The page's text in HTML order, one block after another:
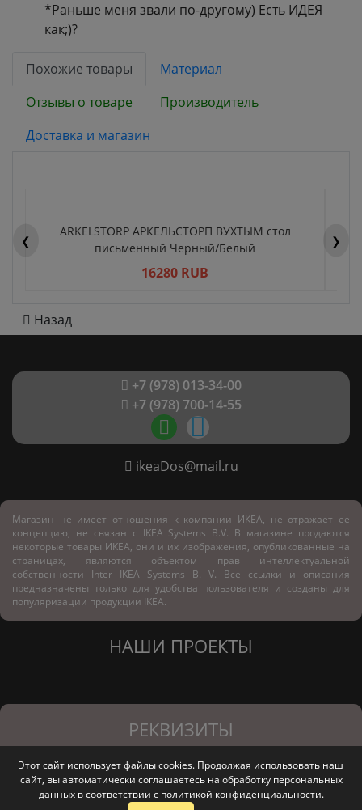
*Раньше меня звали по-другому) Есть ИДЕЯ
как;)?
Похожие товары
Материал
Отзывы о товаре
Производитель
Доставка и магазин
❮
ARKELSTORP АРКЕЛЬСТОРП ВУХТЫМ стол
письменный Черный/Белый
16280 RUB
❯
Назад
+7 (978) 013-34-00
+7 (978) 700-14-55
ikeaDos@mail.ru
Магазин не имеет отношения к компании ИКЕА, не отражает ее
концепцию, не связан с IKEA Systems B.V. В магазине продаются
некоторые товары ИКЕА, они и их изображения, опубликованные на
страницах, являются объектом прав интеллектуальной
собственности Inter IKEA Systems B. V. Все ссылки и описания
предназначены только для удобства пользователя и созданы для
популяризации продукции IKEA.
НАШИ ПРОЕКТЫ
РЕКВИЗИТЫ
"Мебель
Маркет"
ИНН/КПП
9200023690/920001001
ОГРН
1249200003579
Севастополь, ул.
Курортная, д. 4 офис 2
Этот сайт использует файлы cookies. Продолжая использовать наш
сайт, вы автоматически соглашаетесь на обработку персональных
данных в соответствии с политикой конфиденциальности.